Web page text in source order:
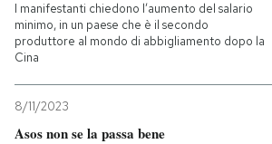
I manifestanti chiedono l’aumento del salario
minimo, in un paese che è il secondo
produttore al mondo di abbigliamento dopo la
Cina
8/11/2023
Asos non se la passa bene